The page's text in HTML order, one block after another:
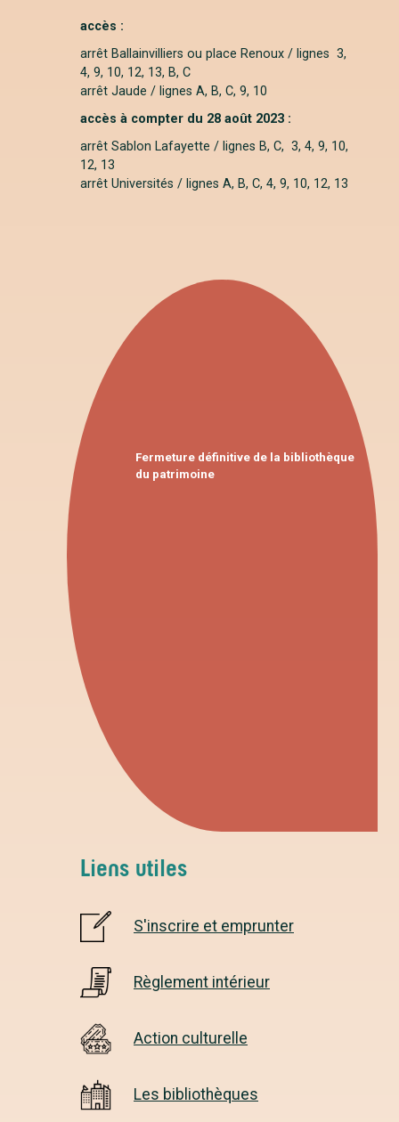
accès :
arrêt Ballainvilliers ou place Renoux / lignes 3,
4, 9, 10, 12, 13, B, C
arrêt Jaude / lignes A, B, C, 9, 10
accès à compter du 28 août 2023 :
arrêt Sablon Lafayette / lignes B, C, 3, 4, 9, 10,
12, 13
arrêt Universités / lignes A, B, C, 4, 9, 10, 12, 13
Fermeture définitive de la bibliothèque
du patrimoine
Liens utiles
S'inscrire et emprunter
Règlement intérieur
Action culturelle
Les bibliothèques